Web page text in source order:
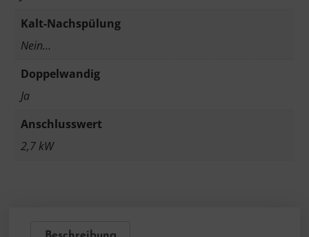
Kalt-Nachspülung
Nein…
Doppelwandig
Ja
Anschlusswert
2,7 kW